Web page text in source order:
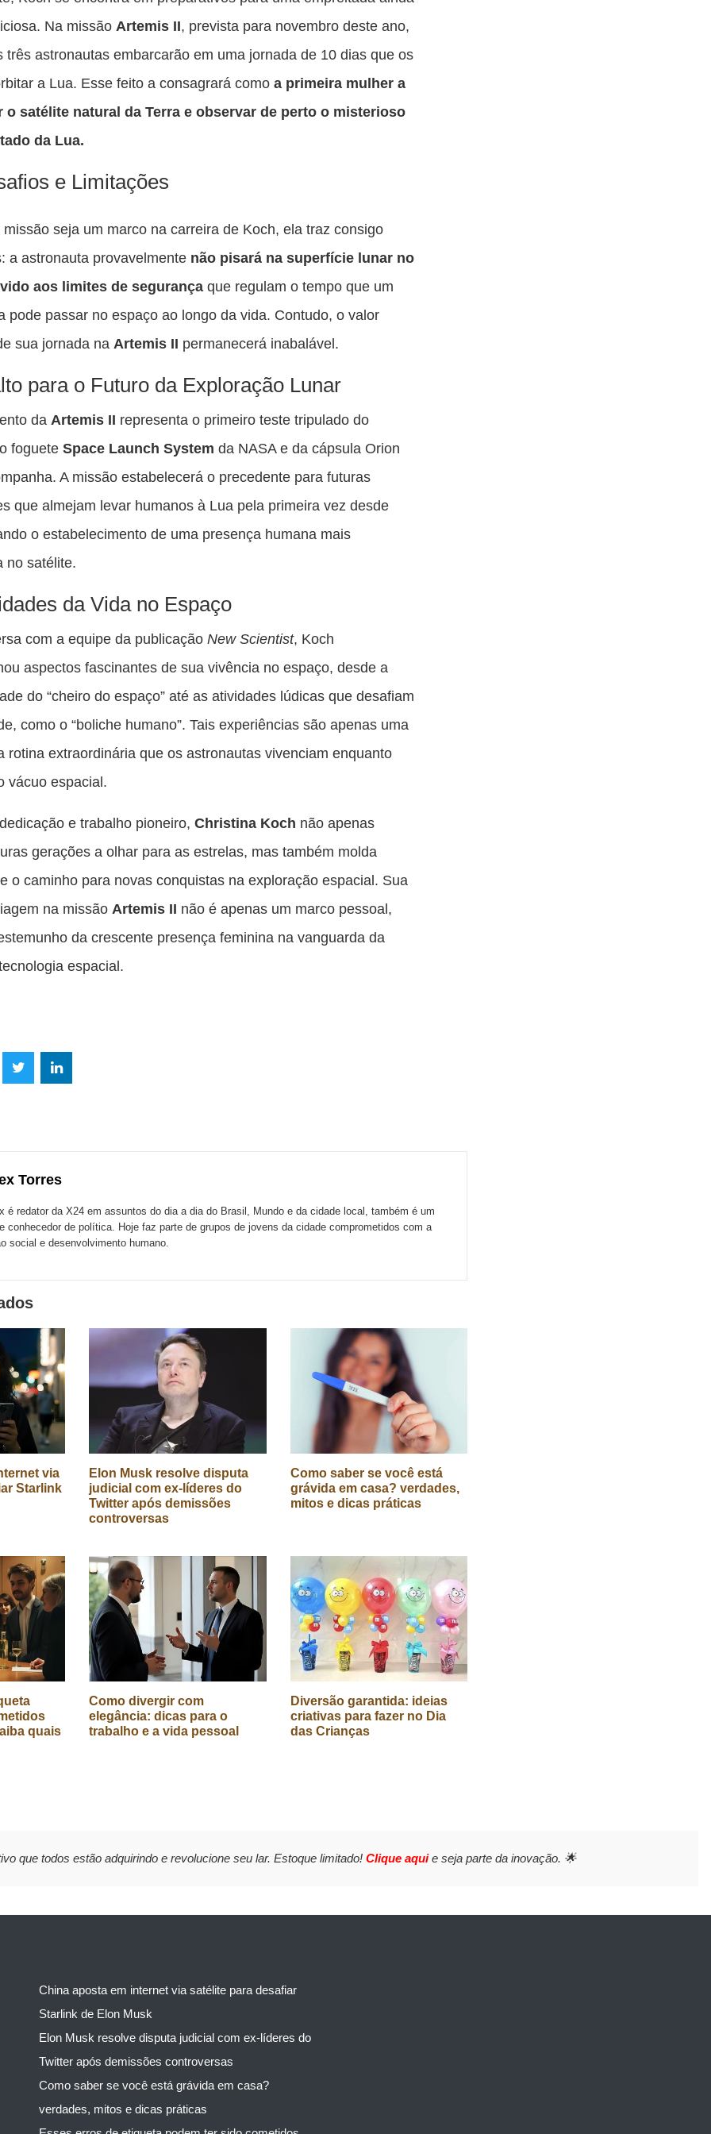
Na missão Artemis II, prevista para novembro deste ano,
três astronautas embarcarão em uma jornada de 10 dias que os
a Lua. Esse feito a consagrará comoa primeira mulher a
o satélite natural da Terra e observar de perto o misterioso
da Lua.
e Limitações
missão seja um marco na carreira de Koch, ela traz consigo
a astronauta provavelmente não pisará na superfície lunar no
aos limites de segurança que regulam o tempo que um
pode passar no espaço ao longo da vida. Contudo, o valor
sua jornada na Artemis II permanecerá inabalável.
para o Futuro da Exploração Lunar
da Artemis II representa o primeiro teste tripulado do
fogueteSpace Launch System da NASA e da cápsula Orion
A missão estabelecerá o precedente para futuras
que almejam levar humanos à Lua pela primeira vez desde
o estabelecimento de uma presença humana mais
no satélite.
da Vida no Espaço
com a equipe da publicaçãoNew Scientist, Koch
aspectos fascinantes de sua vivência no espaço, desde a
do “cheiro do espaço” até as atividades lúdicas que desafiam
como o “boliche humano”. Tais experiências são apenas uma
rotina extraordinária que os astronautas vivenciam enquanto
vácuo espacial.
e trabalho pioneiro,Christina Koch não apenas
gerações a olhar para as estrelas, mas também molda
o caminho para novas conquistas na exploração espacial. Sua
na missão Artemis II não é apenas um marco pessoal,
da crescente presença feminina na vanguarda da
espacial.
Torres
é redator da X24 em assuntos do dia a dia do Brasil, Mundo e da cidade local, também é um
conhecedor de política. Hoje faz parte de grupos de jovens da cidade comprometidos com a
social e desenvolvimento humano.
via
Starlink
Elon Musk resolve disputa
judicial com ex-líderes do
Twitter após demissões
controversas
Como saber se você está
grávida em casa? verdades,
mitos e dicas práticas
quais
Como divergir com
elegância: dicas para o
trabalho e a vida pessoal
Diversão garantida: ideias
criativas para fazer no Dia
das Crianças
que todos estão adquirindo e revolucione seu lar. Estoque limitado! Clique aquie seja parte da inovação. 🌟
China aposta em internet via satélite para desafiar
Starlink de Elon Musk
Elon Musk resolve disputa judicial com ex-líderes do
Twitter após demissões controversas
Como saber se você está grávida em casa?
verdades, mitos e dicas práticas